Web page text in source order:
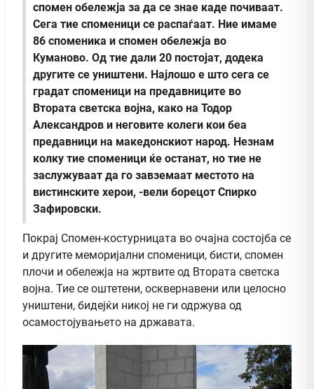
спомен обележја за да се знае каде почиваат.
Сега тие споменици се распаѓаат. Ние имаме
86 споменика и спомен обележја во
Куманово. Од тие дали 20 постојат, додека
другите се уништени. Најлошо е што сега се
градат споменици на предавниците во
Втората светска војна, како на Тодор
Александров и неговите колеги кои беа
предавници на македонскиот народ. Незнам
колку тие споменици ќе останат, но тие не
заслужуваат да го завземаат местото на
вистинските херои, -вели борецот Спирко
Зафировски.
Покрај Спомен-костурницата во очајна состојба се
и другите меморијални споменици, бисти, спомен
плочи и обележја на жртвите од Втората светска
војна. Тие се оштетени, осквернавени или целосно
уништени, бидејќи никој не ги одржува од
осамостојувањето на државата.